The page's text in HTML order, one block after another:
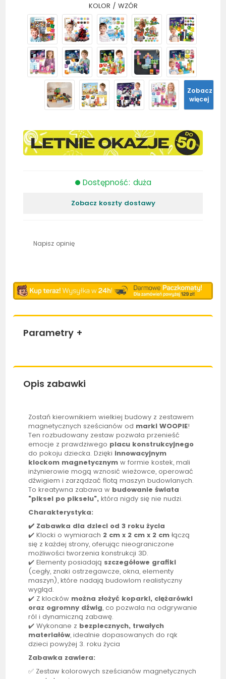
KOLOR / WZÓR
Zobacz
więcej
Dostępność: duża
Zobacz koszty dostawy
Napisz opinię
Parametry +
Opis zabawki
Zostań kierownikiem wielkiej budowy z zestawem
magnetycznych sześcianów od markiWOOPIE!
Ten rozbudowany zestaw pozwala przenieść
emocje z prawdziwego placu konstrukcyjnego
do pokoju dziecka. Dzięki innowacyjnym
klockom magnetycznym w formie kostek, mali
inżynierowie mogą wznosić wieżowce, operować
dźwigiem i zarządzać flotą maszyn budowlanych.
To kreatywna zabawa w budowanie świata
"piksel po pikselu", która nigdy się nie nudzi.
Charakterystyka:
✔️ Zabawka dla dzieci od 3 roku życia
✔️ Klocki o wymiarach 2 cm x 2 cm x 2 cm łączą
się z każdej strony, oferując nieograniczone
możliwości tworzenia konstrukcji 3D.
✔️ Elementy posiadają szczegółowe grafiki
(cegły, znaki ostrzegawcze, okna, elementy
maszyn), które nadają budowlom realistyczny
wygląd.
✔️ Z klocków można złożyć koparki, ciężarówki
oraz ogromny dźwig, co pozwala na odgrywanie
ról i dynamiczną zabawę.
✔️ Wykonane z bezpiecznych, trwałych
materiałów, idealnie dopasowanych do rąk
dzieci powyżej 3. roku życia
Zabawka zawiera:
✅ Zestaw kolorowych sześcianów magnetycznych